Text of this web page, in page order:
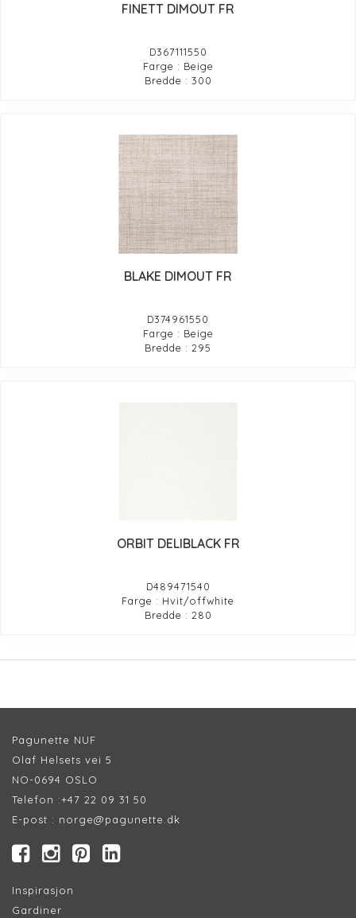
FINETT DIMOUT FR
D367111550
Farge : Beige
Bredde : 300
BLAKE DIMOUT FR
D374961550
Farge : Beige
Bredde : 295
ORBIT DELIBLACK FR
D489471540
Farge : Hvit/offwhite
Bredde : 280
Pagunette NUF
Olaf Helsets vei 5
NO-0694 OSLO
Telefon :+47 22 09 31 50
E-post : norge@pagunette.dk
Inspirasjon
Gardiner